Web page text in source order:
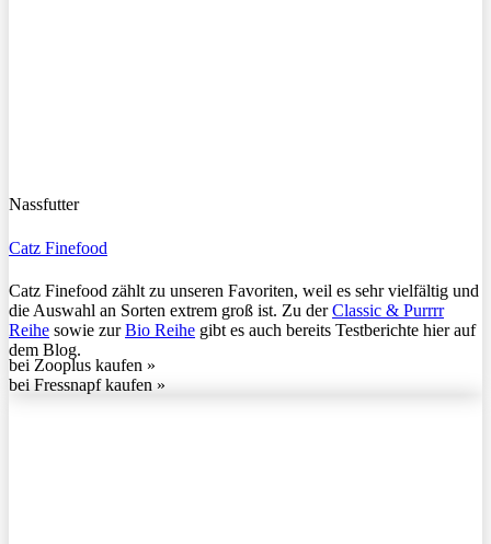
Nassfutter
Catz Finefood
Catz Finefood zählt zu unseren Favoriten, weil es sehr vielfältig und
die Auswahl an Sorten extrem groß ist. Zu derClassic & Purrrr
Reihe sowie zurBio Reihe gibt es auch bereits Testberichte hier auf
dem Blog.
bei Zooplus kaufen »
bei Fressnapf kaufen »